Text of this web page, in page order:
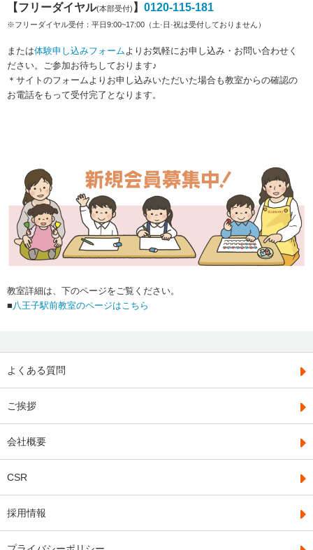
【フリーダイヤル(本部受付) 】 0120-115-181
※フリーダイヤル受付：平日9:00~17:00（土·日·祝は受付しておりません）
または体験申し込みフォーム よりお気軽にお申し込み・お問い合わせく
ださい。ご参加お待ちしております♪
＊サイトのフォームよりお申し込みいただいた場合も教室からの確認の
お電話をもって受付完了となります。
教室詳細は、下のページをご覧ください。
■ 八王子駅前教室のページはこちら
よくある質問
ご挨拶
会社概要
CSR
採用情報